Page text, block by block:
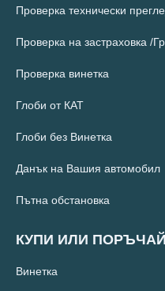
Проверка технически
Проверка на застраховка /
Проверка винетка
Глоби от КАТ
Глоби без Винетка
Данък на Вашия автомобил
Пътна обстановка
КУПИ ИЛИ
Винетка